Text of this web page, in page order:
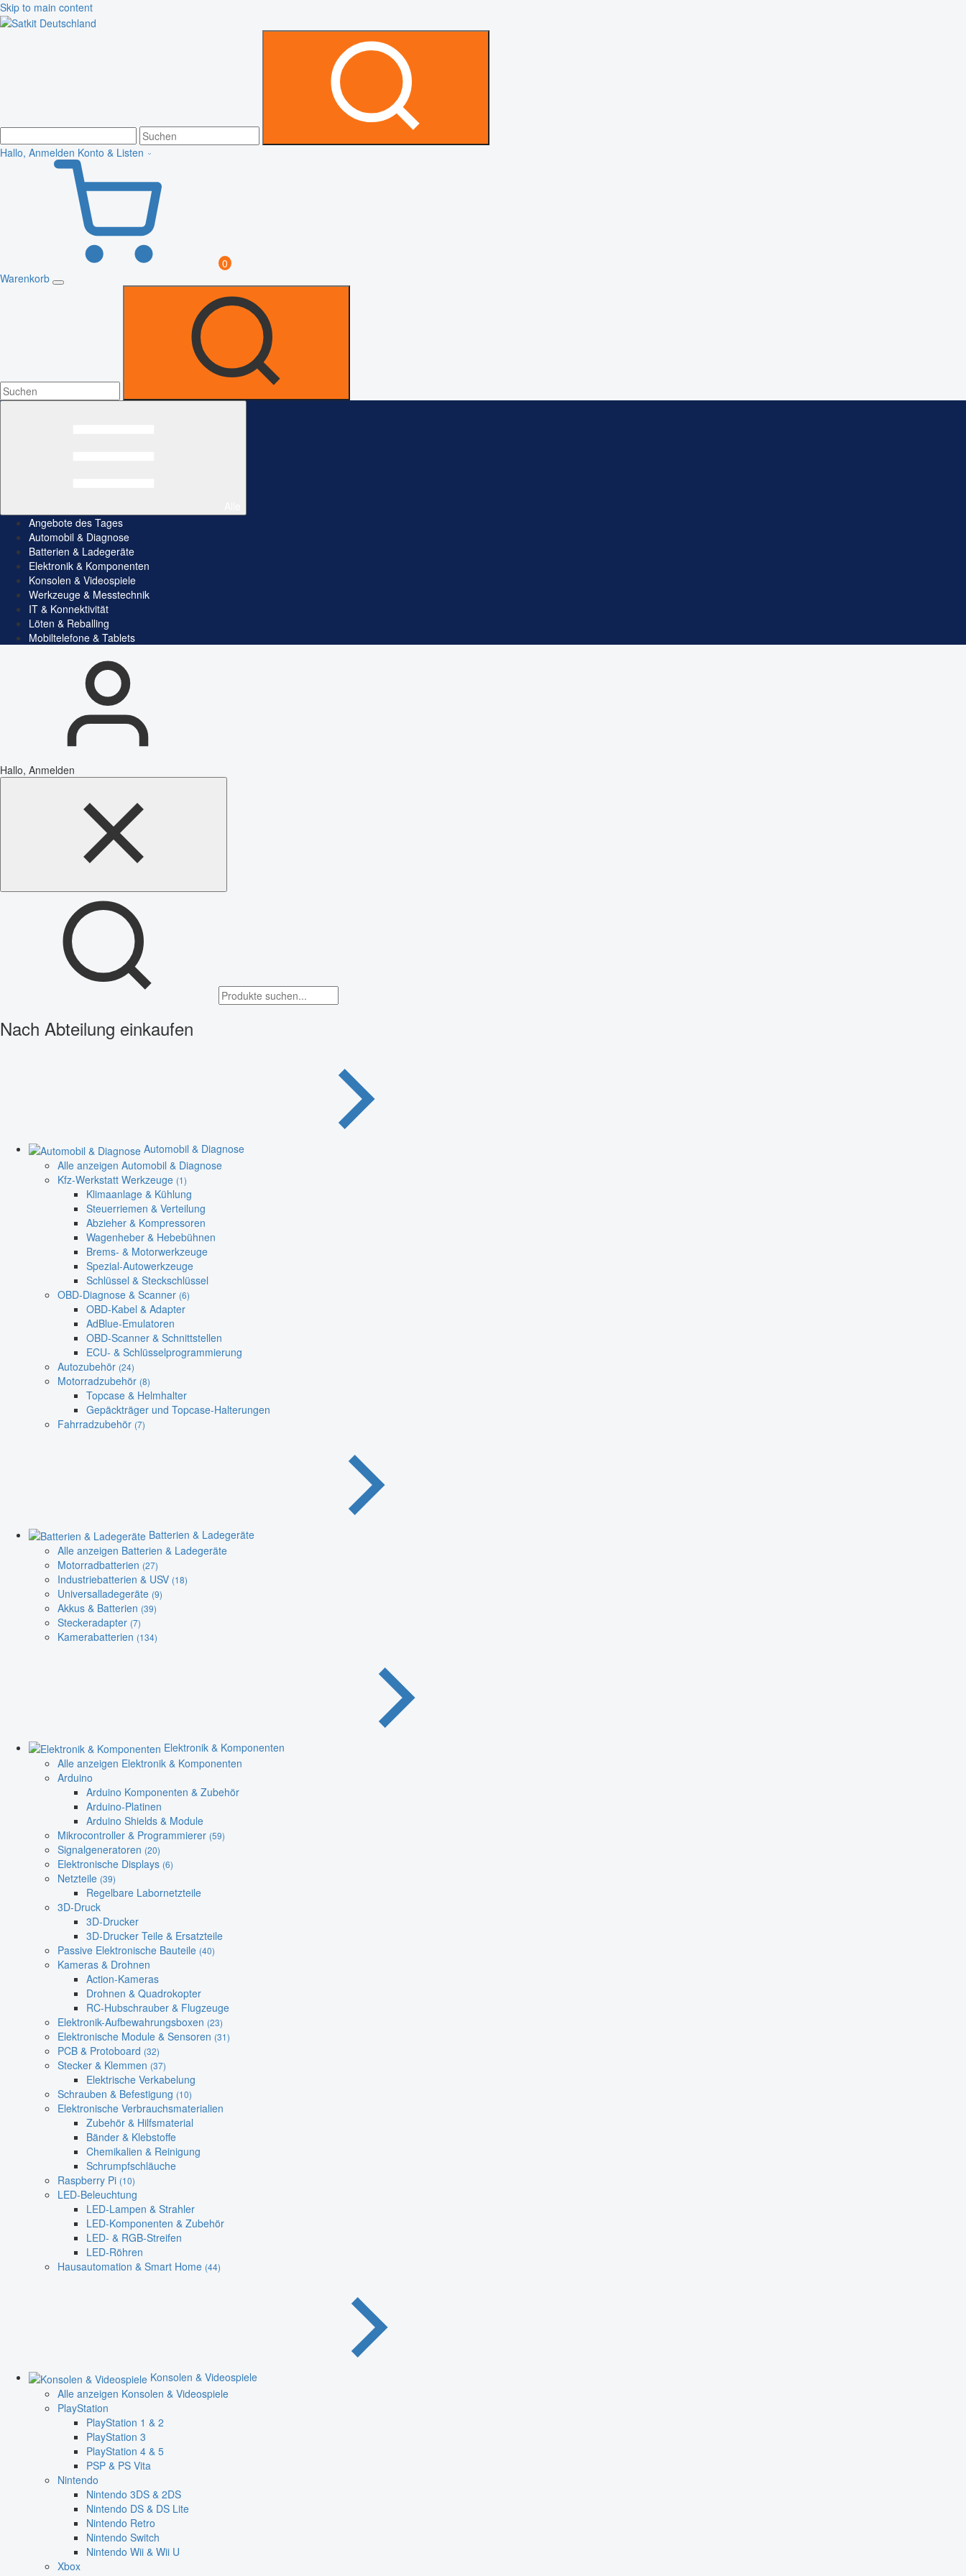
Skip to main content
Hallo, Anmelden Konto & Listen
0
Warenkorb
Angebote des Tages
Automobil & Diagnose
Batterien & Ladegeräte
Elektronik & Komponenten
Konsolen & Videospiele
Werkzeuge & Messtechnik
IT & Konnektivität
Löten & Reballing
Mobiltelefone & Tablets
Hallo, Anmelden
Nach Abteilung einkaufen
Automobil & Diagnose
Alle anzeigen Automobil & Diagnose
Kfz-Werkstatt Werkzeuge (1)
Klimaanlage & Kühlung
Steuerriemen & Verteilung
Abzieher & Kompressoren
Wagenheber & Hebebühnen
Brems- & Motorwerkzeuge
Spezial-Autowerkzeuge
Schlüssel & Steckschlüssel
OBD-Diagnose & Scanner (6)
OBD-Kabel & Adapter
AdBlue-Emulatoren
OBD-Scanner & Schnittstellen
ECU- & Schlüsselprogrammierung
Autozubehör (24)
Motorradzubehör (8)
Topcase & Helmhalter
Gepäckträger und Topcase-Halterungen
Fahrradzubehör (7)
Batterien & Ladegeräte
Alle anzeigen Batterien & Ladegeräte
Motorradbatterien (27)
Industriebatterien & USV (18)
Universalladegeräte (9)
Akkus & Batterien (39)
Steckeradapter (7)
Kamerabatterien (134)
Elektronik & Komponenten
Alle anzeigen Elektronik & Komponenten
Arduino
Arduino Komponenten & Zubehör
Arduino-Platinen
Arduino Shields & Module
Mikrocontroller & Programmierer (59)
Signalgeneratoren (20)
Elektronische Displays (6)
Netzteile (39)
Regelbare Labornetzteile
3D-Druck
3D-Drucker
3D-Drucker Teile & Ersatzteile
Passive Elektronische Bauteile (40)
Kameras & Drohnen
Action-Kameras
Drohnen & Quadrokopter
RC-Hubschrauber & Flugzeuge
Elektronik-Aufbewahrungsboxen (23)
Elektronische Module & Sensoren (31)
PCB & Protoboard (32)
Stecker & Klemmen (37)
Elektrische Verkabelung
Schrauben & Befestigung (10)
Elektronische Verbrauchsmaterialien
Zubehör & Hilfsmaterial
Bänder & Klebstoffe
Chemikalien & Reinigung
Schrumpfschläuche
Raspberry Pi (10)
LED-Beleuchtung
LED-Lampen & Strahler
LED-Komponenten & Zubehör
LED- & RGB-Streifen
LED-Röhren
Hausautomation & Smart Home (44)
Konsolen & Videospiele
Alle anzeigen Konsolen & Videospiele
PlayStation
PlayStation 1 & 2
PlayStation 3
PlayStation 4 & 5
PSP & PS Vita
Nintendo
Nintendo 3DS & 2DS
Nintendo DS & DS Lite
Nintendo Retro
Nintendo Switch
Nintendo Wii & Wii U
Xbox